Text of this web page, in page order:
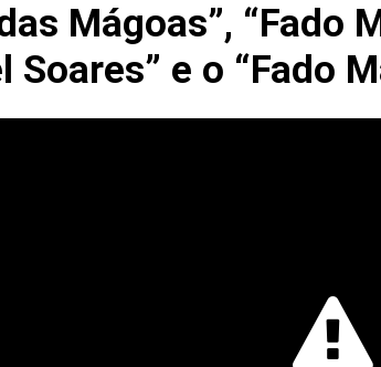
Mágoas”, “Fado
Soares” e o “Fado